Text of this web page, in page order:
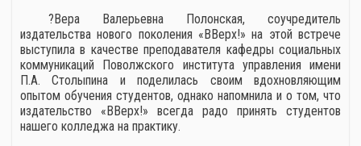
?Вера Валерьевна Полонская, соучредитель
издательства нового поколения «ВВерх!» на этой встрече
выступила в качестве преподавателя кафедры социальных
коммуникаций Поволжского института управления имени
П.А. Столыпина и поделилась своим вдохновляющим
опытом обучения студентов, однако напомнила и о том, что
издательство «ВВерх!» всегда радо принять студентов
нашего колледжа на практику.